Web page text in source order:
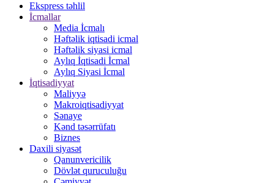
Ekspress təhlil
İcmallar
Media İcmalı
Həftəlik iqtisadi icmal
Həftəlik siyasi icmal
Aylıq İqtisadi İcmal
Aylıq Siyasi İcmal
İqtisadiyyat
Maliyyə
Makroiqtisadiyyat
Sənaye
Kənd təsərrüfatı
Biznes
Daxili siyasət
Qanunvericilik
Dövlət quruculuğu